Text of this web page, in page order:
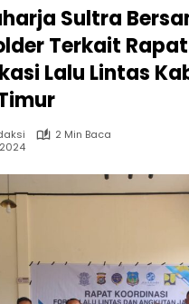
Sultra
Terkait
Lalu Lintas
2 Min Baca